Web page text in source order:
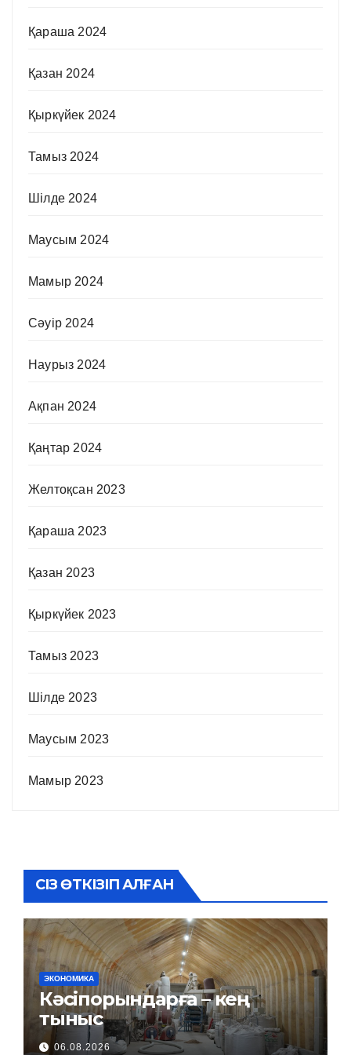
Қараша 2024
Қазан 2024
Қыркүйек 2024
Тамыз 2024
Шілде 2024
Маусым 2024
Мамыр 2024
Сәуір 2024
Наурыз 2024
Ақпан 2024
Қаңтар 2024
Желтоқсан 2023
Қараша 2023
Қазан 2023
Қыркүйек 2023
Тамыз 2023
Шілде 2023
Маусым 2023
Мамыр 2023
СІЗ ӨТКІЗІП АЛҒАН
ЭКОНОМИКА
Кәсіпорындарға – кең
тыныс
06.08.2026